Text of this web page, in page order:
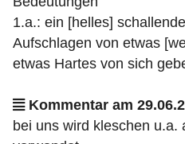
1.a.: ein [helles]
Aufschlagen von etwas
etwas Hartes von sich
Kommentar am
bei uns wird kleschen u.a.